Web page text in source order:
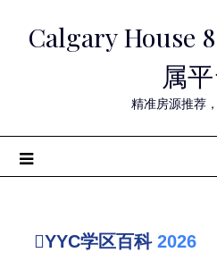
contentCalgary House
属
精准房源推荐
YYC学区百科2026